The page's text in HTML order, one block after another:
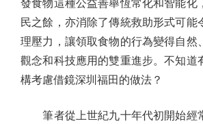
發食物這種公益善舉恆常化和智能化
民之餘，亦消除了傳統救助形式可能
理壓力，讓領取食物的行為變得自然
觀念和科技應用的雙重進步。不知道
構考慮借鏡深圳福田的做法？
筆者從上世紀九十年代初開始經